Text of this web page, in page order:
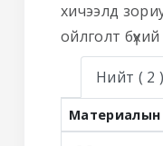
хичээлд
ойлголт бүхий
Нийт ( 2 )
Материалын